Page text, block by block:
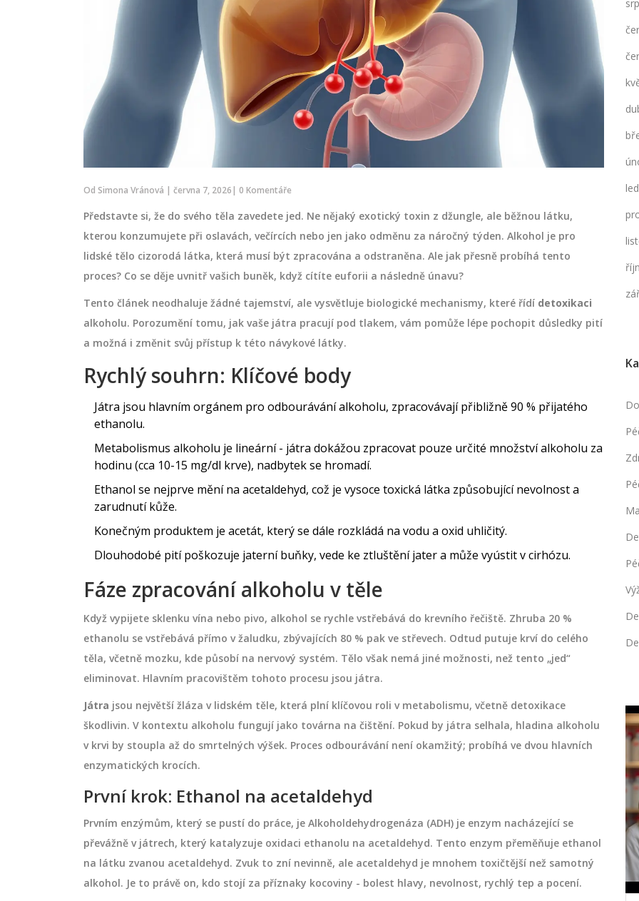
Od Simona Vránová | června 7, 2026| 0 Komentáře
Představte si, že do svého těla zavedete jed. Ne nějaký exotický toxin z džungle, ale běžnou látku,
kterou konzumujete při oslavách, večírcích nebo jen jako odměnu za náročný týden. Alkohol je pro
lidské tělo cizorodá látka, která musí být zpracována a odstraněna. Ale jak přesně probíhá tento
proces? Co se děje uvnitř vašich buněk, když cítíte euforii a následně únavu?
Tento článek neodhaluje žádné tajemství, ale vysvětluje biologické mechanismy, které řídí detoxikaci
alkoholu. Porozumění tomu, jak vaše játra pracují pod tlakem, vám pomůže lépe pochopit důsledky pití
a možná i změnit svůj přístup k této návykové látky.
Rychlý souhrn: Klíčové body
Játra jsou hlavním orgánem pro odbourávání alkoholu, zpracovávají přibližně 90 % přijatého
ethanolu.
Metabolismus alkoholu je lineární - játra dokážou zpracovat pouze určité množství alkoholu za
hodinu (cca 10-15 mg/dl krve), nadbytek se hromadí.
Ethanol se nejprve mění na acetaldehyd, což je vysoce toxická látka způsobující nevolnost a
zarudnutí kůže.
Konečným produktem je acetát, který se dále rozkládá na vodu a oxid uhličitý.
Dlouhodobé pití poškozuje jaterní buňky, vede ke ztluštění jater a může vyústit v cirhózu.
Fáze zpracování alkoholu v těle
Když vypijete sklenku vína nebo pivo, alkohol se rychle vstřebává do krevního řečiště. Zhruba 20 %
ethanolu se vstřebává přímo v žaludku, zbývajících 80 % pak ve střevech. Odtud putuje krví do celého
těla, včetně mozku, kde působí na nervový systém. Tělo však nemá jiné možnosti, než tento „jed“
eliminovat. Hlavním pracovištěm tohoto procesu jsou játra.
Játra jsou největší žláza v lidském těle, která plní klíčovou roli v metabolismu, včetně detoxikace
škodlivin. V kontextu alkoholu fungují jako továrna na čištění. Pokud by játra selhala, hladina alkoholu
v krvi by stoupla až do smrtelných výšek. Proces odbourávání není okamžitý; probíhá ve dvou hlavních
enzymatických krocích.
První krok: Ethanol na acetaldehyd
Prvním enzýmům, který se pustí do práce, je Alkoholdehydrogenáza (ADH) je enzym nacházející se
převážně v játrech, který katalyzuje oxidaci ethanolu na acetaldehyd. Tento enzym přeměňuje ethanol
na látku zvanou acetaldehyd. Zvuk to zní nevinně, ale acetaldehyd je mnohem toxičtější než samotný
alkohol. Je to právě on, kdo stojí za příznaky kocoviny - bolest hlavy, nevolnost, rychlý tep a pocení.
DERMOKOSMETIKA DEPILACE